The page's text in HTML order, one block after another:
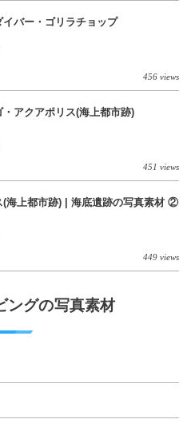
イバー・ゴリラチョップ
456 views
アクアポリス(海上都市跡)
451 views
(海上都市跡) | 海底遺跡の写真素材 ②
449 views
ングの写真素材